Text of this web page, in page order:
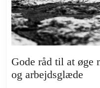
Gode råd til at øge
og arbejdsglæde